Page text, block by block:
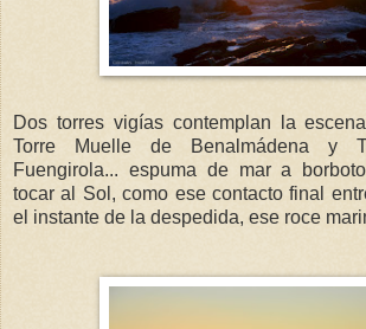
Dos torres vigías contemplan la
Torre Muelle de Benalmádena y
Fuengirola... espuma de mar a
tocar al Sol, como ese contacto final
el instante de la despedida, ese roce